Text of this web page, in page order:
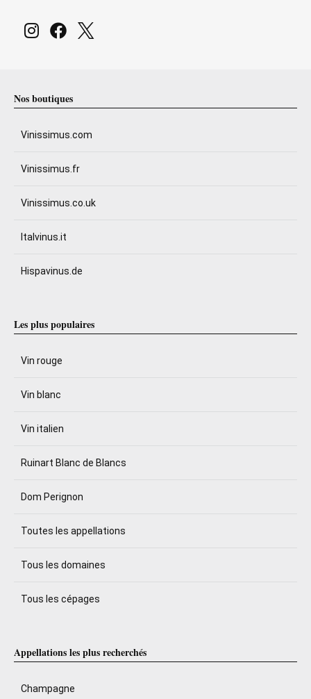
Nos boutiques
Vinissimus.com
Vinissimus.fr
Vinissimus.co.uk
Italvinus.it
Hispavinus.de
Les plus populaires
Vin rouge
Vin blanc
Vin italien
Ruinart Blanc de Blancs
Dom Perignon
Toutes les appellations
Tous les domaines
Tous les cépages
Appellations les plus recherchés
Champagne